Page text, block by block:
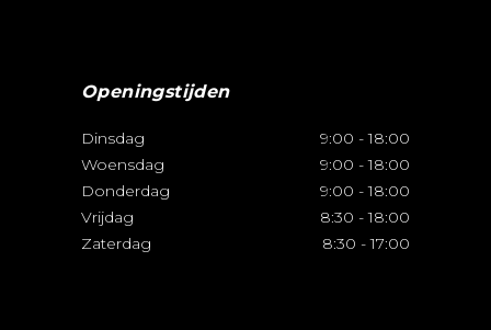
Openingstijden
Dinsdag 9:00 - 18:00
Woensdag
9:00 - 18:00
Donderdag
9:00 - 18:00
Vrijdag
8:30 - 18:00
Zaterdag
8:30 - 17:00